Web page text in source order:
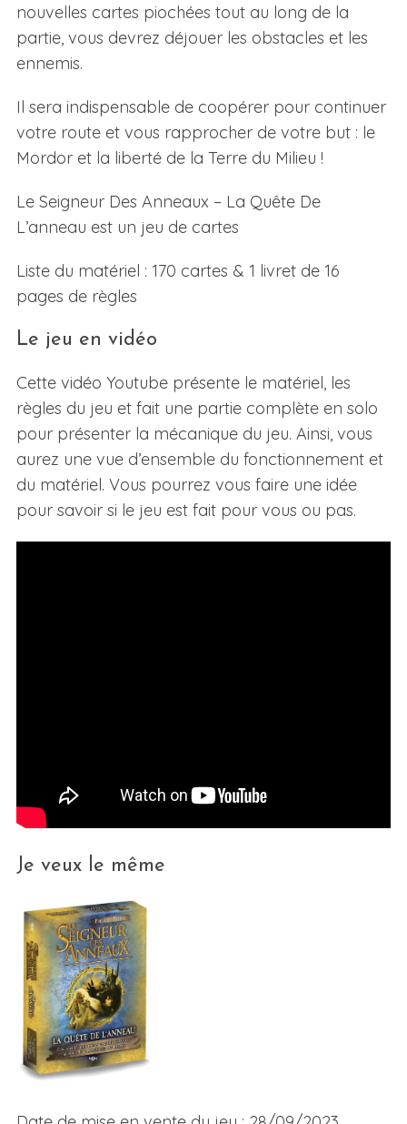
nouvelles cartes piochées tout au long de la
partie, vous devrez déjouer les obstacles et les
ennemis.
Il sera indispensable de coopérer pour continuer
votre route et vous rapprocher de votre but : le
Mordor et la liberté de la Terre du Milieu !
Le Seigneur Des Anneaux – La Quête De
L’anneau est un jeu de cartes
Liste du matériel : 170 cartes & 1 livret de 16
pages de règles
Le jeu en vidéo
Cette vidéo Youtube présente le matériel, les
règles du jeu et fait une partie complète en solo
pour présenter la mécanique du jeu. Ainsi, vous
aurez une vue d’ensemble du fonctionnement et
du matériel. Vous pourrez vous faire une idée
pour savoir si le jeu est fait pour vous ou pas.
Je veux le même